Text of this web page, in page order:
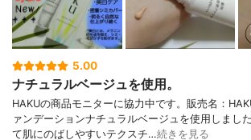
5.00
ナチュラルベージュを使用。
HAKUの商品モニターに協力中です。販売名：
ァンデーションナチュラルベージュを使用しまし
て肌にのばしやすいテクスチ…続きを見る